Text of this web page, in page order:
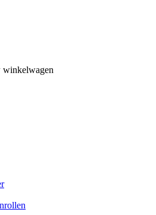
winkelwagen